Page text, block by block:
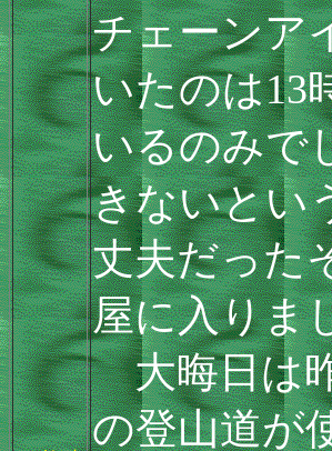
チェーンア
いたのは13
いるのみで
きないとい
丈夫だった
屋に入りま
大晦日は昨
の登山道が